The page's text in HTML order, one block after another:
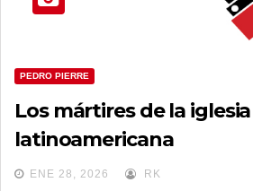
PEDRO PIERRE
Los mártires de la
latinoamericana
ENE 28, 2026 RK